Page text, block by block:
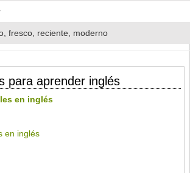
fresco, reciente, moderno
para aprender inglés
en inglés
en inglés